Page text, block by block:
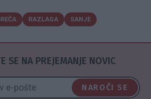
RAZLAGA SANJE
SE NA PREJEMANJE NOVIC
NAROČI SE